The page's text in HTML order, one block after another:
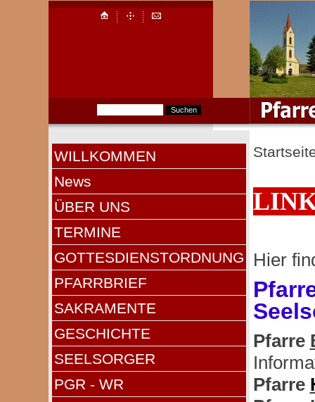
WILLKOMMEN
News
ÜBER UNS
TERMINE
GOTTESDIENSTORDNUNG
PFARRBRIEF
SAKRAMENTE
GESCHICHTE
SEELSORGER
PGR - WR
Hier
Pfarre
Pfarre